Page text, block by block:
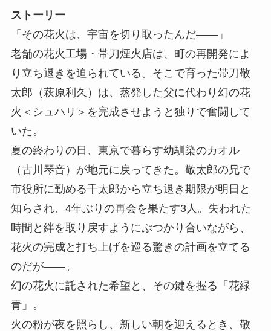
ストーリー
「その花火は、宇宙を切り取ったんだ――」
老舗の花火工場・帯刀煙火店は、町の再開発によ
り立ち退きを迫られている。そこで育った帯刀敬
太郎（萩原利久）は、蒸発した父に代わり幻の花
火＜シュハリ＞を完成させようと独りで奮闘して
いた。
夏の終わりの日、東京で暮らす幼馴染のカオル
（古川琴音）が地元に戻ってきた。敬太郎の兄で
市役所に勤める千太郎から立ち退き期限が明日と
知らされ、4年ぶりの再会を果たす3人。失われた
時間と絆を取り戻すようにぶつかり合いながら、
花火の完成と打ち上げを巡る驚きの計画を立てる
のだが――。
幻の花火に託された希望と、その鍵を握る「花緑
青」。
火の粉が夜を照らし、新しい朝を迎えるとき、敬